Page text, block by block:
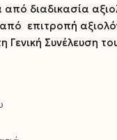
από διαδικασία
από επιτροπή
Γενική Συνέλευση